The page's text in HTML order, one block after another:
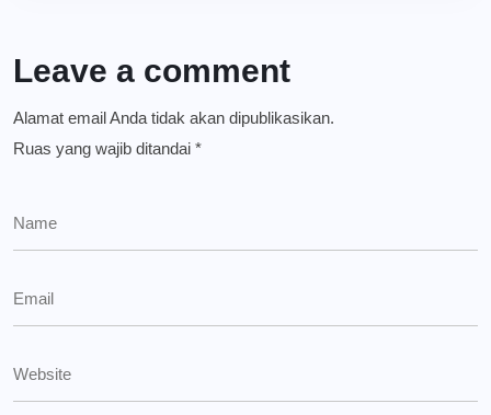
Leave a comment
Alamat email Anda tidak akan dipublikasikan.
Ruas yang wajib ditandai *